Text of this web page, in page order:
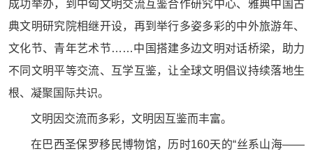
成功举办，到中匈文明交流互鉴合作研究中心、雅典中国古
典文明研究院相继开设，再到举行多姿多彩的中外旅游年、
文化节、青年艺术节……中国搭建多边文明对话桥梁，助力
不同文明平等交流、互学互鉴，让全球文明倡议持续落地生
根、凝聚国际共识。
文明因交流而多彩，文明因互鉴而丰富。
在巴西圣保罗移民博物馆，历时160天的“丝系山海——